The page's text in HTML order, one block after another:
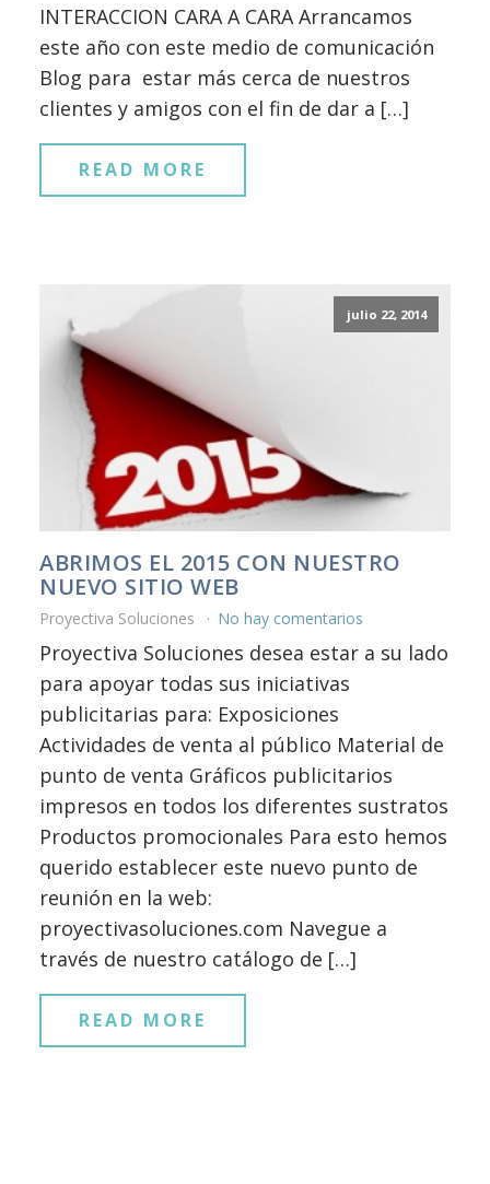
INTERACCION CARA A CARA Arrancamos
este año con este medio de comunicación
Blog para estar más cerca de nuestros
clientes y amigos con el fin de dar a […]
READ MORE
julio 22, 2014
ABRIMOS EL 2015 CON NUESTRO
NUEVO SITIO WEB
Proyectiva Soluciones No hay comentarios
Proyectiva Soluciones desea estar a su lado
para apoyar todas sus iniciativas
publicitarias para: Exposiciones
Actividades de venta al público Material de
punto de venta Gráficos publicitarios
impresos en todos los diferentes sustratos
Productos promocionales Para esto hemos
querido establecer este nuevo punto de
reunión en la web:
proyectivasoluciones.com Navegue a
través de nuestro catálogo de […]
READ MORE